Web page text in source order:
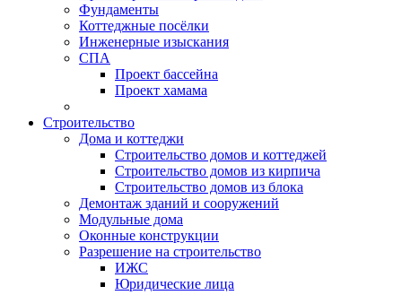
Фундаменты
Коттеджные посёлки
Инженерные изыскания
СПА
Проект бассейна
Проект хамама
Строительство
Дома и коттеджи
Строительство домов и коттеджей
Строительство домов из кирпича
Строительство домов из блока
Демонтаж зданий и сооружений
Модульные дома
Оконные конструкции
Разрешение на строительство
ИЖС
Юридические лица